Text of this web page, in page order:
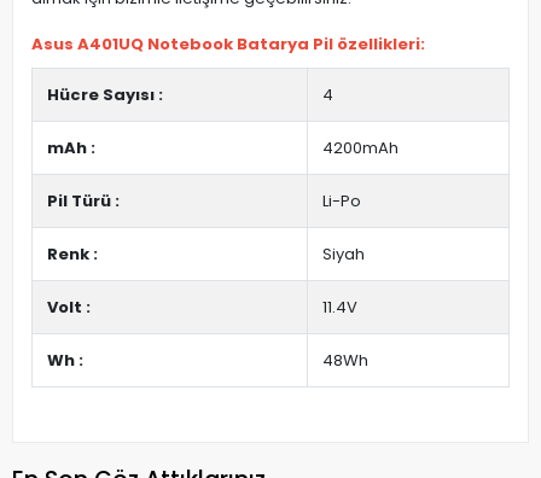
Asus A401UQ Notebook Batarya Pil özellikleri:
Hücre Sayısı : 4
mAh : 4200mAh
Pil Türü : Li-Po
Renk : Siyah
Volt : 11.4V
Wh : 48Wh